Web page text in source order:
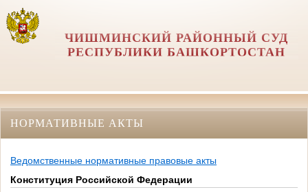
ЧИШМИНСКИЙ РАЙОННЫЙ СУД
РЕСПУБЛИКИ БАШКОРТОСТАН
НОРМАТИВНЫЕ АКТЫ
Ведомственные нормативные правовые акты
Конституция Российской Федерации